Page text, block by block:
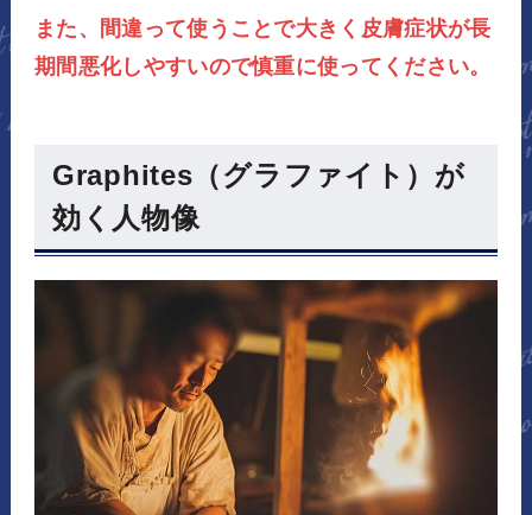
また、間違って使うことで大きく皮膚症状が長
期間悪化しやすいので慎重に使ってください。
Graphites（グラファイト）が
効く人物像